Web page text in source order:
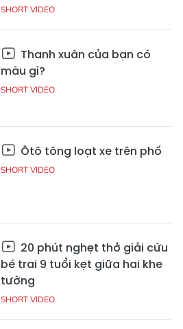
SHORT VIDEO
Thanh xuân của bạn có
màu gì?
SHORT VIDEO
Ôtô tông loạt xe trên phố
SHORT VIDEO
20 phút nghẹt thở giải cứu
bé trai 9 tuổi kẹt giữa hai khe
tường
SHORT VIDEO